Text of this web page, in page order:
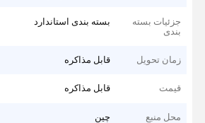
جزئیات بسته
بندی
بسته بندی استاندارد
زمان تحویل قابل مذاکره
قیمت قابل مذاکره
محل منبع چین